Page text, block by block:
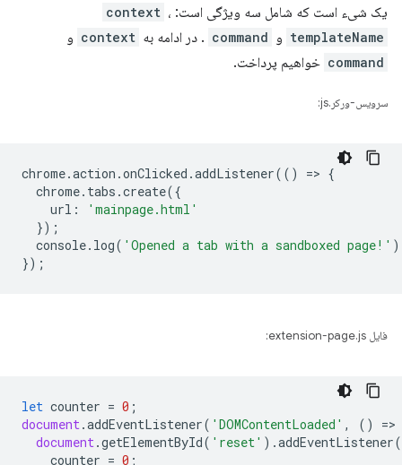
یک شیء است که شامل سه ویژگی است:
context ،
templateName و command . در ادامه به context و
command خواهیم پرداخت.
سرویس-ورکر.js:
chrome.action .onClicked .addListener(() => {
chrome. tabs .create({
url :
'mainpage.html'
});
console. log( 'Opened a tab with a sandboxed page!'
});
فایل extension-page.js:
let counter = 0 ;
document.addEventListener( 'DOMContentLoaded' , () =>
document.getElementById( 'reset' ).addEventListener(
counter = 0 ;